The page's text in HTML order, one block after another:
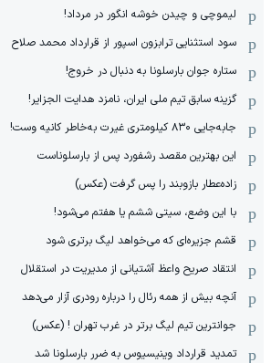
لیموچی و چیدن خوشه انگور در مرداد!
سود استثنایی ترابزون اسپور از قرارداد محمد صلاح
ستاره جوان بارسلونا به دنبال در خروج!
گزینه سابق تیم ملی ایران، نامزد هدایت الجزایر!
جابه‌جایی ۸۳۰ کیلومتری غیرت به‌خاطر کانیه وست!
این بهترین مقصد رشفورد پس از بارسلوناست
زاده‌عطار بازوبند را پس گرفت (عکس)
با این وضع، سیتی ششم یا هفتم می‌شود!
قشم جزیره‌ای که می‌خواهد لیگ برتری شود
انتقاد صریح واعظ آشتیانی از مدیریت در استقلال
آنچه بیش از همه رئال را درباره رودری آزار می‌دهد
جوانترین تیم لیگ برتر در غرب تهران ! (عکس)
تمدید قرارداد وینیسیوس به ضرر بارسلونا شد